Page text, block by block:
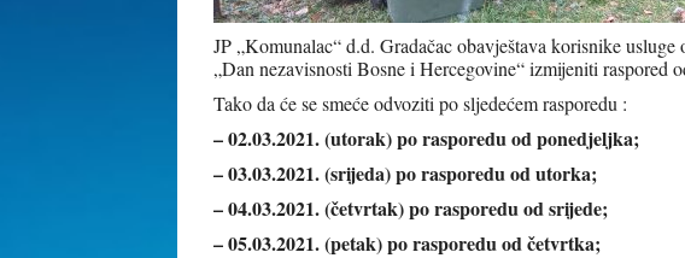
JP „Komunalac“ d.d. Gradačac obavještava korisnike usluge
„Dan nezavisnosti Bosne i Hercegovine“ izmijeniti raspored
Tako da će se smeće odvoziti po sljedećem rasporedu :
– 02.03.2021. (utorak) po rasporedu od ponedjeljka;
– 03.03.2021. (srijeda) po rasporedu od utorka;
– 04.03.2021. (četvrtak) po rasporedu od srijede;
– 05.03.2021. (petak) po rasporedu od četvrtka;